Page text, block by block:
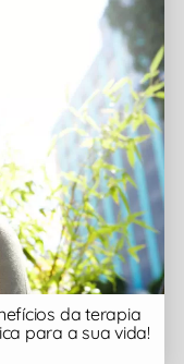
da terapia
para a sua vida!